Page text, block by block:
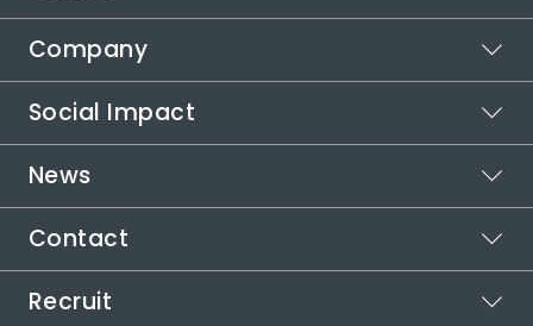
ミッション
バリュー
スポットワーク
カイテク
シフト管理
カイテクシフト
運営メディア
Company
企業情報
本社所在地
受賞歴
自治体連携
代表メッセージ
Social Impact
代表メッセージ
取り組む社会課題
インパクトロジック
社会課題の解決方法
News
お知らせ
Contact
ご利用についてお困りの方
Recruit